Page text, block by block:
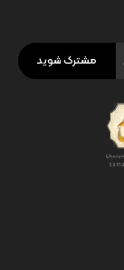
مشترک شوید